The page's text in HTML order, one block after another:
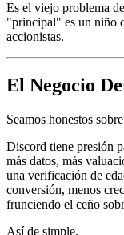
Es el viejo problema
"principal" es un niño
accionistas.
El Negocio
Seamos honestos
Discord tiene presión
más datos, más
una verificación de
conversión, menos
frunciendo el ceño
Así de simple.